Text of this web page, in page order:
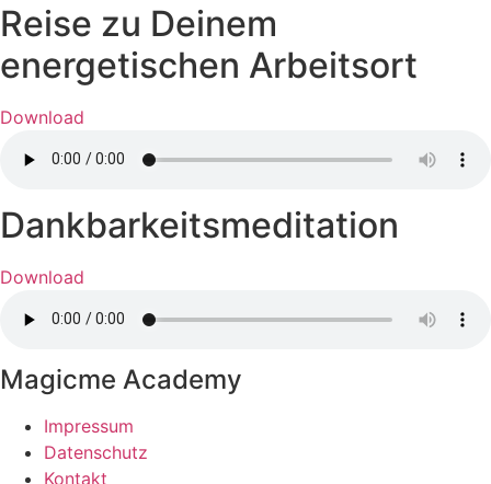
Reise zu Deinem
energetischen Arbeitsort
Download
Dankbarkeitsmeditation
Download
Magicme Academy
Impressum
Datenschutz
Kontakt